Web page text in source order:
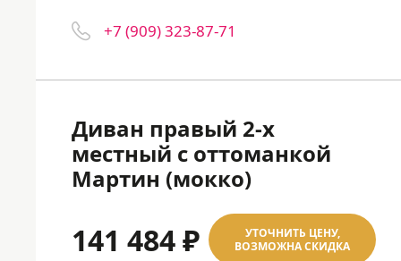
+7 (909) 323-87-71
Диван правый 2-х
местный с оттоманкой
Мартин (мокко)
141 484 ₽
УТОЧНИТЬ ЦЕНУ,
ВОЗМОЖНА СКИДКА